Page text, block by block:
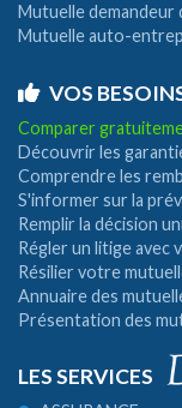
Mutuelle demandeur
Mutuelle auto-
VOS
Comparer
Découvrir les
Comprendre les
S'informer sur la
Remplir la décision
Régler un litige avec
Résilier votre
Annuaire des
Présentation des
LES SERVICES